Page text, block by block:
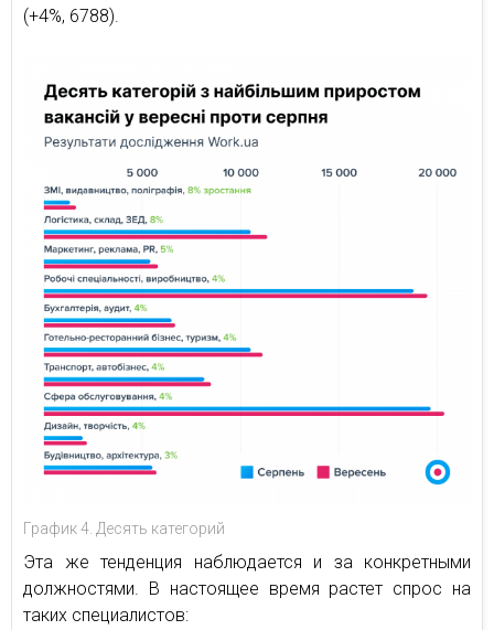
(+4%, 6788).
График 4. Десять категорий
Эта же тенденция наблюдается и за конкретными
должностями. В настоящее время растет спрос на
таких специалистов: